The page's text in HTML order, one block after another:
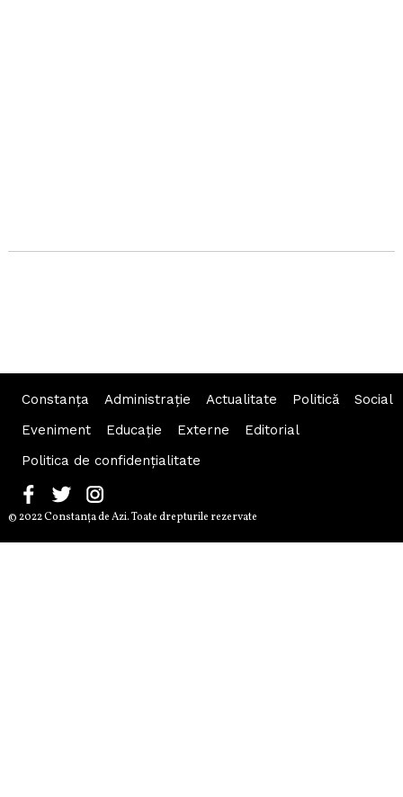
Constanța Administraţie Actualitate Politică
Social
Eveniment
Educaţie Externe
Editorial
Politica de confidențialitate
© 2022 Constanţa de Azi. Toate drepturile rezervate